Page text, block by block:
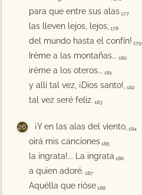
para que entre sus alas 177
las lleven lejos, lejos, 178
del mundo hasta el confín! 179
Iréme a las montañas... 180
iréme a los oteros... 181
y allí tal vez, ¡Dios santo!, 182
tal vez seré feliz. 183
¡Y en las alas del viento, 184
oirá mis canciones 185
la ingrata!... La ingrata 186
a quien adoré. 187
Aquélla que rióse 188